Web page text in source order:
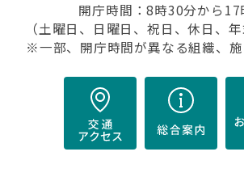
開庁時間：8時30分から17
（土曜日、日曜日、祝日、休日、年
※一部、開庁時間が異なる組織、施